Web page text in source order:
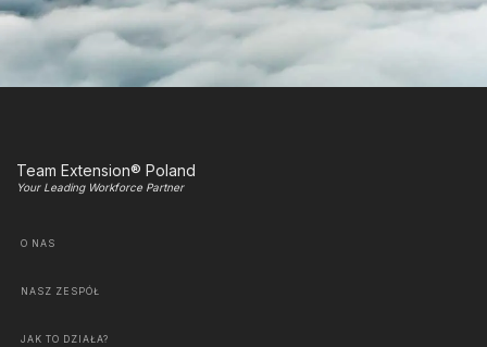
Team Extension® Poland
Your Leading Workforce Partner
O NAS
NASZ ZESPÓŁ
JAK TO DZIAŁA?